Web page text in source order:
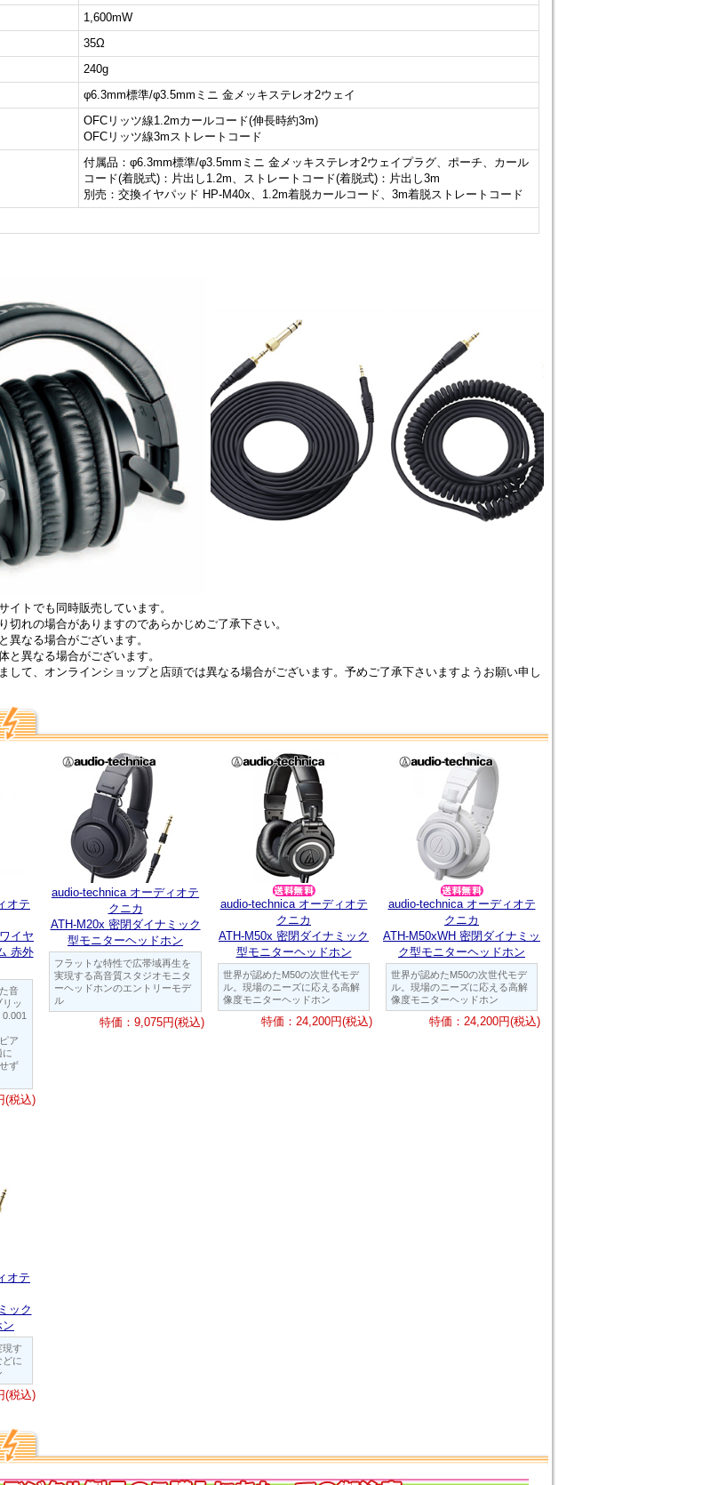
1,600mW
35Ω
240g
φ6.3mm標準/φ3.5mmミニ 金メッキステレオ2ウェイ
OFCリッツ線1.2mカールコード(伸長時約3m)
OFCリッツ線3mストレートコード
付属品：φ6.3mm標準/φ3.5mmミニ 金メッキステレオ2ウェイプラグ、ポーチ、カール
コード(着脱式)：片出し1.2m、ストレートコード(着脱式)：片出し3m
別売：交換イヤパッド HP-M40x、1.2m着脱カールコード、3m着脱ストレートコード
トでも同時販売しています。
切れの場合がありますのであらかじめご了承下さい。
なる場合がございます。
異なる場合がございます。
して、オンラインショップと店頭では異なる場合がございます。予めご了承下さいますようお願い申し
オテ
イヤ
赤外
音
ッ
ア
に
ず
(税込)
audio-technica オーディオテ
クニカ
ATH-M20x 密閉ダイナミック
型モニターヘッドホン
フラットな特性で広帯域再生を
実現する高音質スタジオモニタ
ーヘッドホンのエントリーモデ
ル
特価：9,075円(税込)
audio-technica オーディオテ
クニカ
ATH-M50x 密閉ダイナミック
型モニターヘッドホン
世界が認めたM50の次世代モデ
ル。現場のニーズに応える高解
像度モニターヘッドホン
特価：24,200円(税込)
audio-technica オーディオテ
クニカ
ATH-M50xWH 密閉ダイナミッ
ク型モニターヘッドホン
世界が認めたM50の次世代モデ
ル。現場のニーズに応える高解
像度モニターヘッドホン
特価：24,200円(税込)
オテ
ック
現す
どに
(税込)